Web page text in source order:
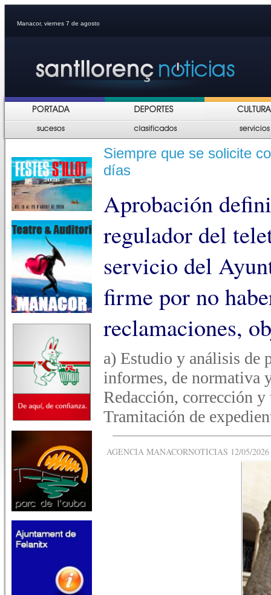
Manacor, viernes 7 de agosto
Siempre que se solicite
días
Aprobación
regulador del
servicio del
firme por no
reclamaciones,
a) Estudio y análisis de
informes, de normativa
Redacción, corrección
Tramitación de
AGENCIA MANACORNOTICIAS 12/05/